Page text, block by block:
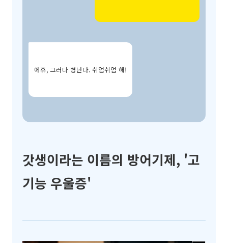
에휴, 그러다 병난다. 쉬엄쉬엄 해!
갓생이라는 이름의 방어기제, '고
기능 우울증'